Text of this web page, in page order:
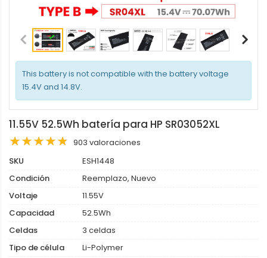
This battery is not compatible with the battery voltage
15.4V and 14.8V.
11.55V 52.5Wh batería para HP SR03052XL
903 valoraciones
SKU
ESH1448
Condición
Reemplazo, Nuevo
Voltaje
11.55V
Capacidad
52.5Wh
Celdas
3 celdas
Tipo de célula
Li-Polymer